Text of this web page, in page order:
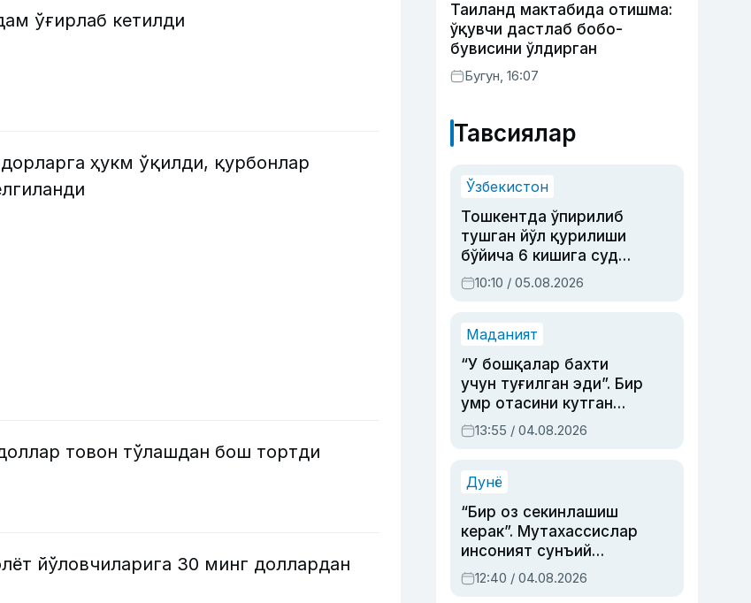
ўғирлаб кетилди
ҳукм ўқилди, қурбонлар
товон тўлашдан бош тортди
йўловчиларига 30 минг доллардан
Таиланд мактабида отишма:
ўқувчи дастлаб бобо-
бувисини ўлдирган
Бугун, 16:07
Тавсиялар
Ўзбекистон
Тошкентда ўпирилиб
тушган йўл қурилиши
бўйича 6 кишига суд
ҳукми ўқилди
10:10 / 05.08.2026
Маданият
“У бошқалар бахти
учун туғилган эди”. Бир
умр отасини кутган
актриса ва дубльяж
устаси Римма
синовларга тўла ҳаёти
13:55 / 04.08.2026
Дунё
“Бир оз секинлашиш
керак”. Мутахассислар
инсоният сунъий
интеллектни бошқара
олмай қолишидан
12:40 / 04.08.2026